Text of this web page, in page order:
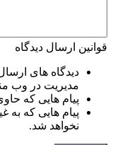
قوانین ارسال دیدگاه
دیدگاه های
مدیریت در وب
پیام هایی که
پیام هایی که به
نخواهد شد.